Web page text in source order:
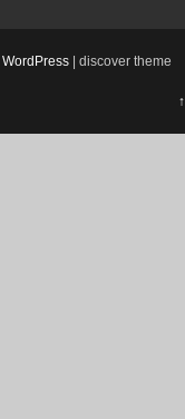
WordPress | discover theme
↑